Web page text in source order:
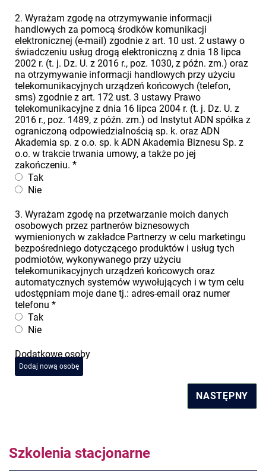
2. Wyrażam zgodę na otrzymywanie informacji
handlowych za pomocą środków komunikacji
elektronicznej (e-mail) zgodnie z art. 10 ust. 2 ustawy o
świadczeniu usług drogą elektroniczną z dnia 18 lipca
2002 r. (t. j. Dz. U. z 2016 r., poz. 1030, z późn. zm.) oraz
na otrzymywanie informacji handlowych przy użyciu
telekomunikacyjnych urządzeń końcowych (telefon,
sms) zgodnie z art. 172 ust. 3 ustawy Prawo
telekomunikacyjne z dnia 16 lipca 2004 r. (t. j. Dz. U. z
2016 r., poz. 1489, z późn. zm.) od Instytut ADN spółka z
ograniczoną odpowiedzialnością sp. k. oraz ADN
Akademia sp. z o.o. sp. k ADN Akademia Biznesu Sp. z
o.o. w trakcie trwania umowy, a także po jej
zakończeniu. *
Tak
Nie
3. Wyrażam zgodę na przetwarzanie moich danych
osobowych przez partnerów biznesowych
wymienionych w zakładce Partnerzy w celu marketingu
bezpośredniego dotyczącego produktów i usług tych
podmiotów, wykonywanego przy użyciu
telekomunikacyjnych urządzeń końcowych oraz
automatycznych systemów wywołujących i w tym celu
udostępniam moje dane tj.: adres-email oraz numer
telefonu *
Tak
Nie
Dodatkowe osoby
Dodaj nową osobę
NASTĘPNY
Szkolenia stacjonarne